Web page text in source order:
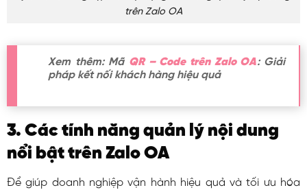
trên Zalo OA
Xem thêm: Mã QR – Code trên Zalo OA: Giải
pháp kết nối khách hàng hiệu quả
3. Các tính năng quản lý nội dung
nổi bật trên Zalo OA
Để giúp doanh nghiệp vận hành hiệu quả và tối ưu hóa